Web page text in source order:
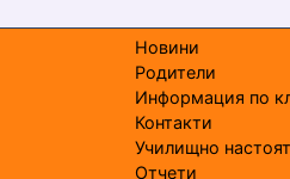
Новини
Родители
Информация по
Контакти
Училищно
Отчети